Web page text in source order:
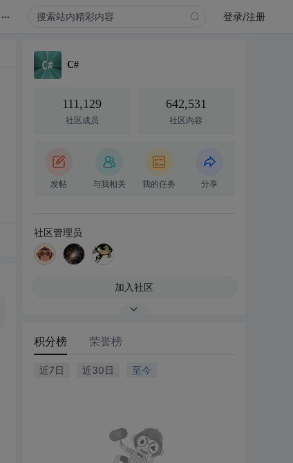
... 登录/注册
C#
111,129
社区成员
642,531
社区内容
发帖 与我相关 我的任务 分享
社区管理员
加入社区
积分榜 荣誉榜
近7日 近30日 至今